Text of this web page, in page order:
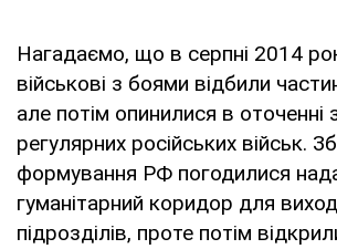
Нагадаємо, що в серпні 2014
військові з боями відбили
але потім опинилися в оточенні
регулярних російських військ.
формування РФ погодилися
гуманітарний коридор для
підрозділів, проте потім